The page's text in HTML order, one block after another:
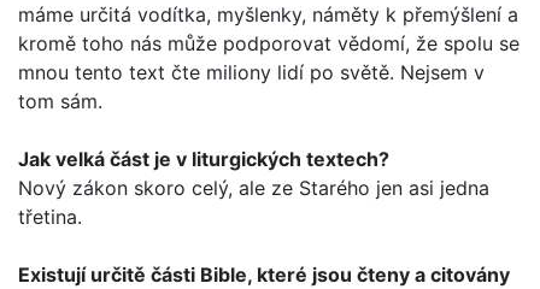
máme určitá vodítka, myšlenky, náměty k přemýšlení a
kromě toho nás může podporovat vědomí, že spolu se
mnou tento text čte miliony lidí po světě. Nejsem v
tom sám.
Jak velká část je v liturgických textech?
Nový zákon skoro celý, ale ze Starého jen asi jedna
třetina.
Existují určitě části Bible, které jsou čteny a citovány